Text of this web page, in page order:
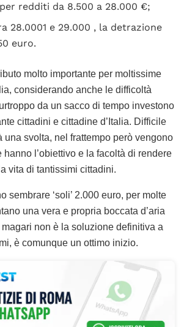
redditi da 8.500 a 28.000 €;
28.0001 e 29.000 , la detrazione
euro.
molto importante per moltissime
considerando anche le difficoltà
da un sacco di tempo investono
cittadini e cittadine d’Italia. Difficile
una svolta, nel frattempo però vengono
hanno l’obiettivo e la facoltà di rendere
vita di tantissimi cittadini.
sembrare ‘soli’ 2.000 euro, per molte
una vera e propria boccata d’aria
non è la soluzione definitiva a
è comunque un ottimo inizio.